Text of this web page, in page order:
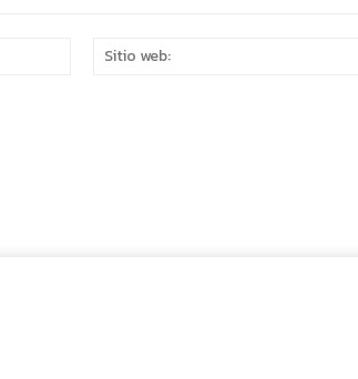
Correo